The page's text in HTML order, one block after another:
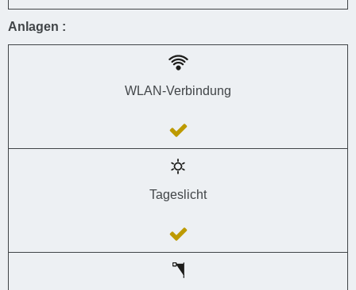
Anlagen :
WLAN-Verbindung
Tageslicht